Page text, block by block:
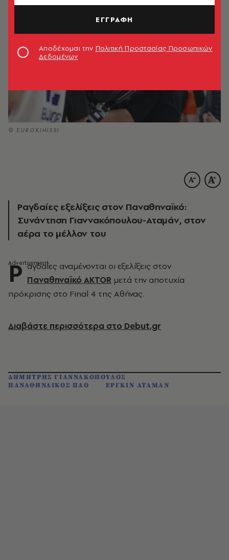
© EUROKINISSI
Ραγδαίες εξελίξεις στον Παναθηναϊκό:
Συνάντηση Γιαννακόπουλου-Αταμάν, στον
αέρα το μέλλον του
Ρ αγδαίες αναμένονται οι εξελίξεις στον
Παναθηναϊκό AKTOR μετά την αποτυχία
πρόκρισης στο Final 4 της Αθήνας.
Διαβάστε περισσότερα στο Debut.gr
ΔΗΜΗΤΡΗΣ ΓΙΑΝΝΑΚΟΠΟΥΛΟΣ
ΠΑΝΑΘΗΝΑΙΚΟΣ ΠΑΟ
ΕΡΓΚΙΝ ΑΤΑΜΑΝ
ΕΓΓΡΑΦΗ
Αποδέχομαι την Πολιτική Προστασίας Προσωπικών
Δεδομένων